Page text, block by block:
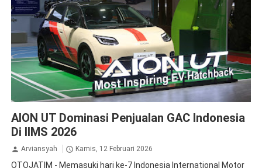
AION UT Dominasi Penjualan GAC Indonesia
Di IIMS 2026
Arviansyah Kamis, 12 Februari 2026
OTOJATIM - Memasuki hari ke-7 Indonesia International Motor